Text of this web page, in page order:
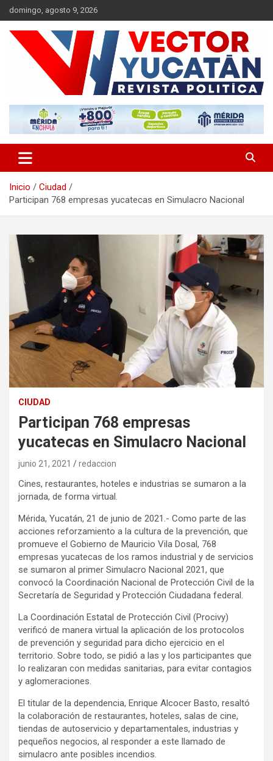
Saltar
al
contenido
domingo, agosto 9, 2026
Vector Yucatán
Inicio
Ciudad
Participan 768 empresas yucatecas en Simulacro Nacional
CIUDAD
Participan 768 empresas
yucatecas en Simulacro Nacional
junio 21, 2021 redaccion
Cines, restaurantes, hoteles e industrias se sumaron a la
jornada, de forma virtual.
Mérida, Yucatán, 21 de junio de 2021.- Como parte de las
acciones reforzamiento a la cultura de la prevención, que
promueve el Gobierno de Mauricio Vila Dosal, 768
empresas yucatecas de los ramos industrial y de servicios
se sumaron al primer Simulacro Nacional 2021, que
convocó la Coordinación Nacional de Protección Civil de la
Secretaría de Seguridad y Protección Ciudadana federal.
La Coordinación Estatal de Protección Civil (Procivy)
verificó de manera virtual la aplicación de los protocolos
de prevención y seguridad para dicho ejercicio en el
territorio. Sobre todo, se pidió a las y los participantes que
lo realizaran con medidas sanitarias, para evitar contagios
y aglomeraciones.
El titular de la dependencia, Enrique Alcocer Basto, resaltó
la colaboración de restaurantes, hoteles, salas de cine,
tiendas de autoservicio y departamentales, industrias y
pequeños negocios, al responder a este llamado de
simulacro ante posibles incendios.